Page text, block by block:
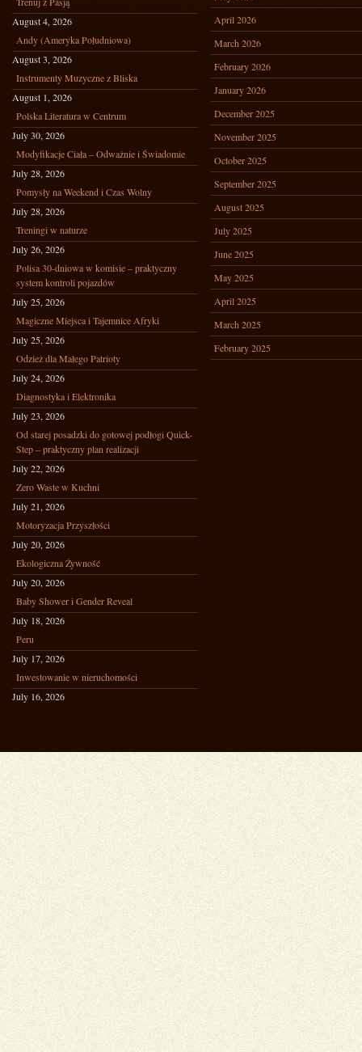
August 4, 2026
Andy (Ameryka Południowa)
August 3, 2026
Instrumenty Muzyczne z Bliska
August 1, 2026
Polska Literatura w Centrum
July 30, 2026
Modyfikacje Ciała – Odważnie i Świadomie
July 28, 2026
Pomysły na Weekend i Czas Wolny
July 28, 2026
Treningi w naturze
July 26, 2026
Polisa 30-dniowa w komisie – praktyczny
system kontroli pojazdów
July 25, 2026
Magiczne Miejsca i Tajemnice Afryki
July 25, 2026
Odzież dla Małego Patrioty
July 24, 2026
Diagnostyka i Elektronika
July 23, 2026
Od starej posadzki do gotowej podłogi Quick-
Step – praktyczny plan realizacji
July 22, 2026
Zero Waste w Kuchni
July 21, 2026
Motoryzacja Przyszłości
July 20, 2026
Ekologiczna Żywność
July 20, 2026
Baby Shower i Gender Reveal
July 18, 2026
Peru
July 17, 2026
Inwestowanie w nieruchomości
July 16, 2026
April 2026
March 2026
February 2026
January 2026
December 2025
November 2025
October 2025
September 2025
August 2025
July 2025
June 2025
May 2025
April 2025
March 2025
February 2025